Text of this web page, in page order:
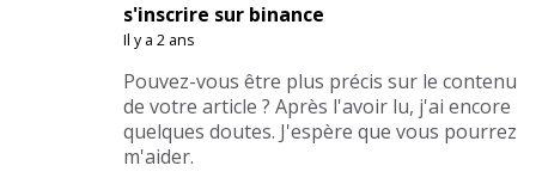
s'inscrire sur binance
Il y a 2 ans
Pouvez-vous être plus précis sur le contenu
de votre article ? Après l'avoir lu, j'ai encore
quelques doutes. J'espère que vous pourrez
m'aider.